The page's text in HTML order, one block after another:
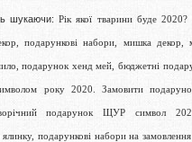
шукаючи: Рік якої тварини буде
подарункові набори, мишка декор,
подарунок хенд мей, бюджетні
року 2020. Замовити
подарунок ЩУР символ
подарункові набори на